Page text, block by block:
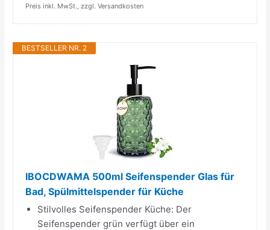
Preis inkl. MwSt., zzgl. Versandkosten
BESTSELLER NR. 2
IBOCDWAMA 500ml Seifenspender Glas für
Bad, Spülmittelspender für Küche
Stilvolles Seifenspender Küche: Der
Seifenspender grün verfügt über ein